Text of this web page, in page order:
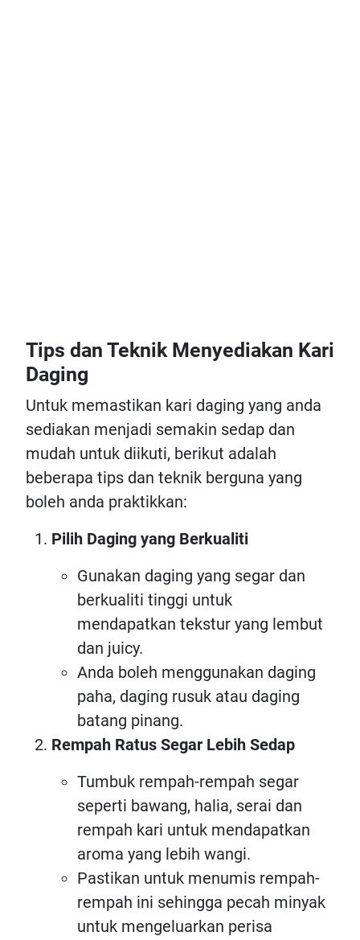
Tips dan Teknik Menyediakan Kari
Daging
Untuk memastikan kari daging yang anda
sediakan menjadi semakin sedap dan
mudah untuk diikuti, berikut adalah
beberapa tips dan teknik berguna yang
boleh anda praktikkan:
Pilih Daging yang Berkualiti
Gunakan daging yang segar dan
berkualiti tinggi untuk
mendapatkan tekstur yang lembut
dan juicy.
Anda boleh menggunakan daging
paha, daging rusuk atau daging
batang pinang.
Rempah Ratus Segar Lebih Sedap
Tumbuk rempah-rempah segar
seperti bawang, halia, serai dan
rempah kari untuk mendapatkan
aroma yang lebih wangi.
Pastikan untuk menumis rempah-
rempah ini sehingga pecah minyak
untuk mengeluarkan perisa